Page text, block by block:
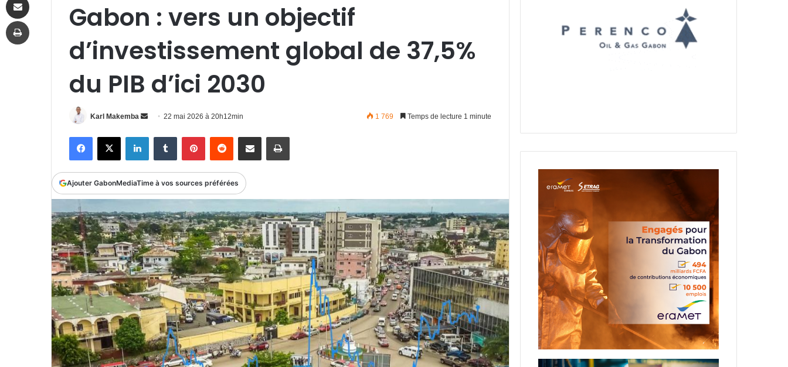
Gabon : vers un objectif
d’investissement global de 37,5%
du PIB d’ici 2030
Karl Makemba
Envoyer
courriel
22 mai 2026 à 20h12min 1 769 Temps de lecture 1 minute
FacebookX LinkedinTumblr PinterestReddit Partager par email Imprimer
Ajouter GabonMediaTime à vos sources préférées